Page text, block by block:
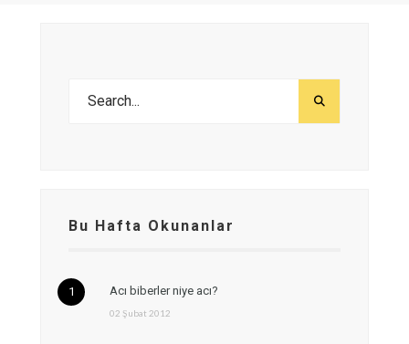
Bu Hafta Okunanlar
Acı biberler niye acı?
02 Şubat 2012